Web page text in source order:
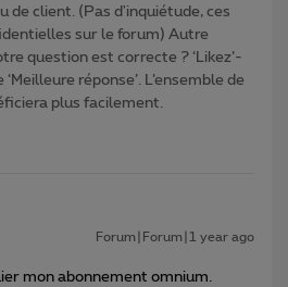
de client. (Pas d'inquiétude, ces
sur le forum) Autre
question est correcte ? ‘Likez’-
réponse’. L’ensemble de
plus facilement.
Forum|Forum|1 year ago
mon abonnement omnium.